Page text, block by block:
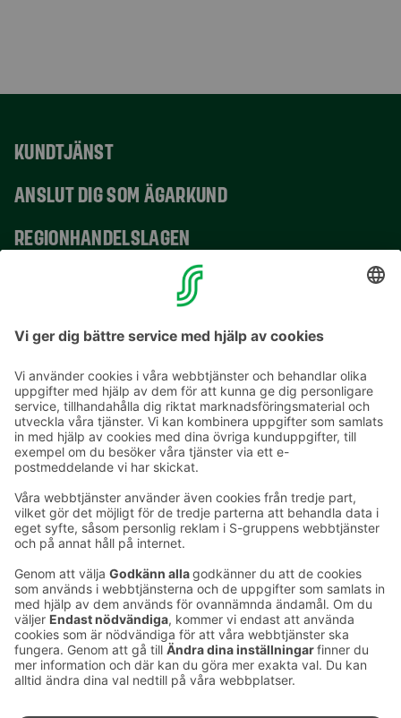
KUNDTJÄNST
ANSLUT DIG SOM ÄGARKUND
REGIONHANDELSLAGEN
VERKSAMHETSSTÄLLEN
E-postadresser i S-gruppen finns i formuläret
förnamn.släktnamn@sok.fi
Följ oss: